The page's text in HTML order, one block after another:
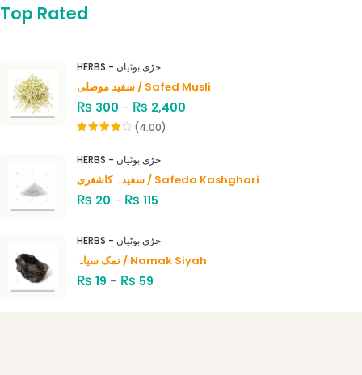
Top Rated
HERBS - جڑی بوٹیاں
سفید موصلی / Safed Musli
₨ 300 – ₨ 2,400
of 5
(4.00)
HERBS - جڑی بوٹیاں
سفیدہ کاشغری / Safeda Kashghari
₨ 20 – ₨ 115
HERBS - جڑی بوٹیاں
نمک سیاہ / Namak Siyah
₨ 19 – ₨ 59